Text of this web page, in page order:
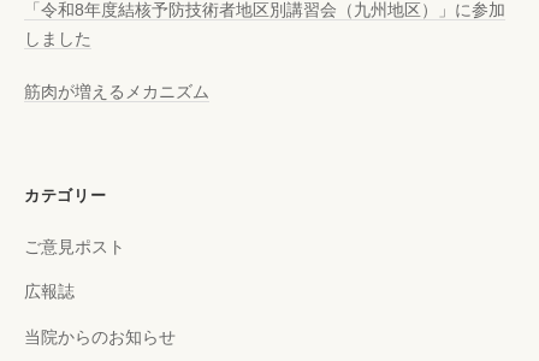
「令和8年度結核予防技術者地区別講習会（九州地区）」に参加
しました
筋肉が増えるメカニズム
カテゴリー
ご意見ポスト
広報誌
当院からのお知らせ